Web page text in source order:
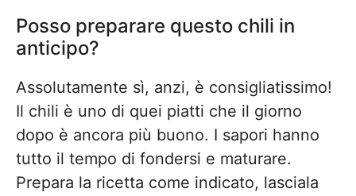
Posso preparare questo chili in
anticipo?
Assolutamente sì, anzi, è consigliatissimo!
Il chili è uno di quei piatti che il giorno
dopo è ancora più buono. I sapori hanno
tutto il tempo di fondersi e maturare.
Prepara la ricetta come indicato, lasciala